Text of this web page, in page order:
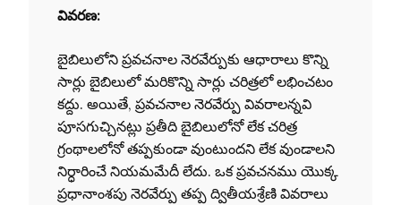
వివరణ:
బైబిలులోని ప్రవచనాల నెరవేర్పుకు ఆధారాలు కొన్ని
సార్లు బైబిలులో మరికొన్ని సార్లు చరిత్రలో లభించటం
కద్దు. అయితే, ప్రవచనాల నెరవేర్పు వివరాలన్నవి
పూసగుచ్చినట్లు ప్రతీది బైబిలులోనో లేక చరిత్ర
గ్రంథాలలోనో తప్పకుండా వుంటుందని లేక వుండాలని
నిర్ధారించే నియమమేదీ లేదు. ఒక ప్రవచనము యొక్క
ప్రధానాంశపు నెరవేర్పు తప్ప ద్వితీయశ్రేణి వివరాలు